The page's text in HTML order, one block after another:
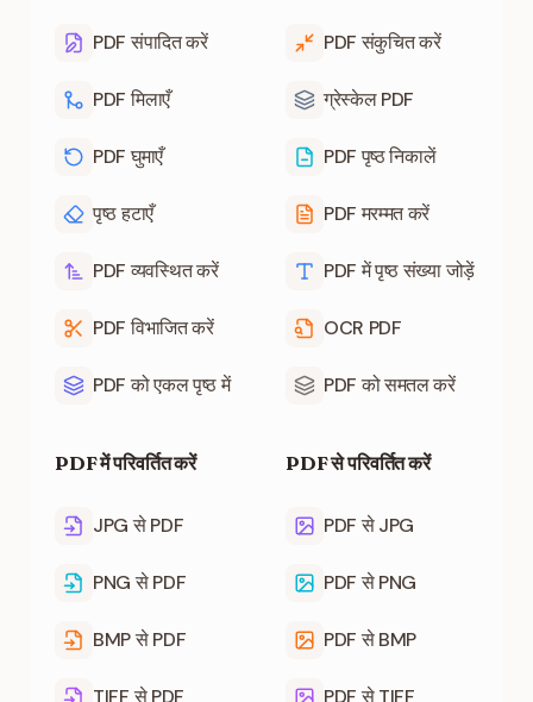
PDF संपादित करें
PDF मिलाएँ
PDF घुमाएँ
पृष्ठ हटाएँ
PDF व्यवस्थित करें
PDF विभाजित करें
PDF को एकल पृष्ठ में
PDF संकुचित करें
ग्रेस्केल PDF
PDF पृष्ठ निकालें
PDF मरम्मत करें
PDF में पृष्ठ संख्या जोड़ें
OCR PDF
PDF को समतल करें
PDF में परिवर्तित करें
JPG से PDF
PNG से PDF
BMP से PDF
TIFF से PDF
PDF से परिवर्तित करें
PDF से JPG
PDF से PNG
PDF से BMP
PDF से TIFF